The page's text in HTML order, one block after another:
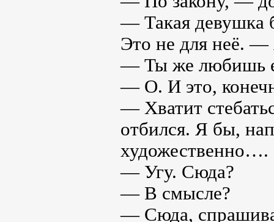
— Такая девушка
Это не для неё. —
— Ты же любишь
— О. И это,
— Хватит
отбился. Я бы,
художественно….
— Угу. Сюда?
— В смысле?
— Сюда,